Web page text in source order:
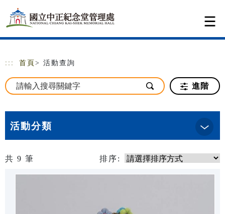
跳到主要內容
網站導覽
::: 首頁 > 活動查詢
進階
活動分類
共 9 筆 排序: